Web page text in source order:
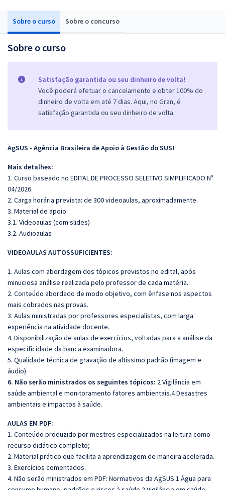
Sobre o curso Sobre o concurso
Sobre o curso
Satisfação garantida ou seu dinheiro de volta!
Você poderá efetuar o cancelamento e obter 100% do
dinheiro de volta em até 7 dias. Aqui, no Gran, é
satisfação garantida ou seu dinheiro de volta.
AgSUS - Agência Brasileira de Apoio à Gestão do SUS!
Mais detalhes:
1. Curso baseado no EDITAL DE PROCESSO SELETIVO SIMPLIFICADO Nº
04/2026
2. Carga horária prevista: de 300 videoaulas, aproximadamente.
3. Material de apoio:
3.1. Videoaulas (com slides)
3.2. Audioaulas
VIDEOAULAS AUTOSSUFICIENTES:
1. Aulas com abordagem dos tópicos previstos no edital, após
minuciosa análise realizada pelo professor de cada matéria.
2. Conteúdo abordado de modo objetivo, com ênfase nos aspectos
mais cobrados nas provas.
3. Aulas ministradas por professores especialistas, com larga
experiência na atividade docente.
4. Disponibilização de aulas de exercícios, voltadas para a análise da
especificidade da banca examinadora.
5. Qualidade técnica de gravação de altíssimo padrão (imagem e
áudio).
6. Não serão ministrados os seguintes tópicos: 2 Vigilância em
saúde ambiental e monitoramento fatores ambientais.4 Desastres
ambientais e impactos à saúde.
AULAS EM PDF:
1. Conteúdo produzido por mestres especializados na leitura como
recurso didático completo;
2. Material prático que facilita a aprendizagem de maneira acelerada.
3. Exercícios comentados.
4. Não serão ministrados em PDF: Normativos da AgSUS.1 Água para